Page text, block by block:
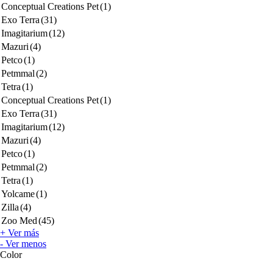
Conceptual Creations Pet(1)
Exo Terra(31)
Imagitarium(12)
Mazuri(4)
Petco(1)
Petmmal(2)
Tetra(1)
Conceptual Creations Pet(1)
Exo Terra(31)
Imagitarium(12)
Mazuri(4)
Petco(1)
Petmmal(2)
Tetra(1)
Yolcame(1)
Zilla(4)
Zoo Med(45)
+ Ver más
- Ver menos
Color